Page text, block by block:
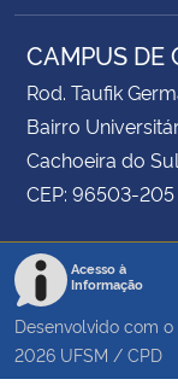
CAMPUS DE
Rod. Taufik
Bairro
Cachoeira do
CEP: 96503-205
Acesso à
Informação
Desenvolvido com
2026 UFSM / CPD